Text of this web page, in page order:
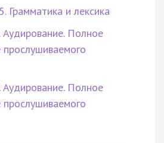
Грамматика и лексика
Аудирование. Полное
Аудирование. Полное